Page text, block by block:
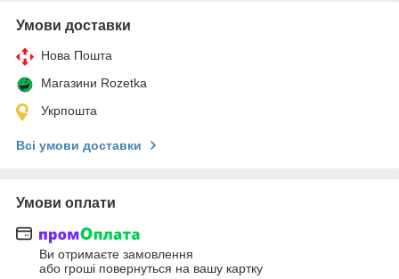
Умови доставки
Нова Пошта
Магазини Rozetka
Укрпошта
Всі умови доставки
Умови оплати
Ви отримаєте замовлення
або гроші повернуться на вашу картку